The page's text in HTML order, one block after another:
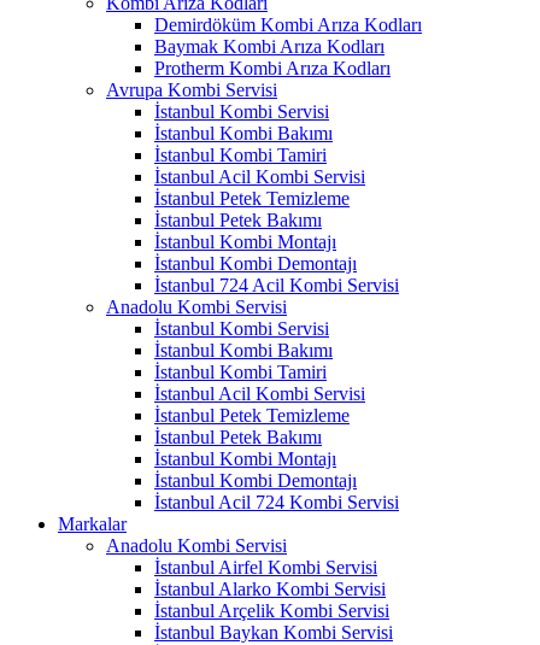
Demirdöküm Kombi Arıza Kodları
Baymak Kombi Arıza Kodları
Protherm Kombi Arıza Kodları
Avrupa Kombi Servisi
İstanbul Kombi Servisi
İstanbul Kombi Bakımı
İstanbul Kombi Tamiri
İstanbul Acil Kombi Servisi
İstanbul Petek Temizleme
İstanbul Petek Bakımı
İstanbul Kombi Montajı
İstanbul Kombi Demontajı
İstanbul 724 Acil Kombi Servisi
Anadolu Kombi Servisi
İstanbul Kombi Servisi
İstanbul Kombi Bakımı
İstanbul Kombi Tamiri
İstanbul Acil Kombi Servisi
İstanbul Petek Temizleme
İstanbul Petek Bakımı
İstanbul Kombi Montajı
İstanbul Kombi Demontajı
İstanbul Acil 724 Kombi Servisi
Markalar
Anadolu Kombi Servisi
İstanbul Airfel Kombi Servisi
İstanbul Alarko Kombi Servisi
İstanbul Arçelik Kombi Servisi
İstanbul Baykan Kombi Servisi